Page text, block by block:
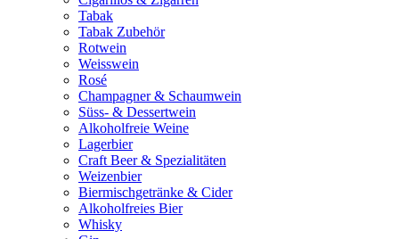
Tabak
Tabak Zubehör
Rotwein
Weisswein
Rosé
Champagner & Schaumwein
Süss- & Dessertwein
Alkoholfreie Weine
Lagerbier
Craft Beer & Spezialitäten
Weizenbier
Biermischgetränke & Cider
Alkoholfreies Bier
Whisky